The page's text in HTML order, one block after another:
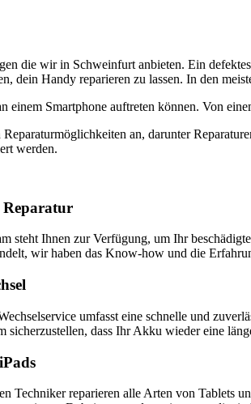
die wir in Schweinfurt anbieten. Ein
dein Handy reparieren zu lassen. In den
einem Smartphone auftreten können. Von
an, darunter
werden.
Reparatur
steht Ihnen zur Verfügung, um Ihr
wir haben das Know-how und die
umfasst eine schnelle und
sicherzustellen, dass Ihr Akku wieder eine
Techniker reparieren alle Arten von Tablets